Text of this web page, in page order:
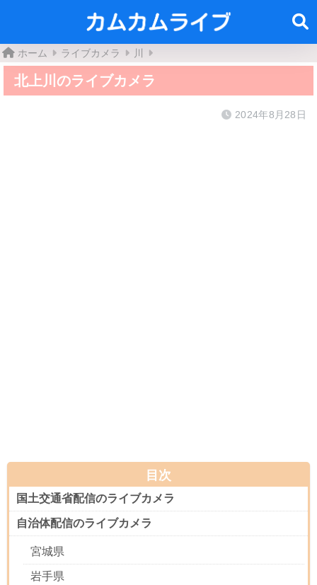
ホーム ライブカメラ 川
北上川のライブカメラ
2024年8月28日
目次
国土交通省配信のライブカメラ
自治体配信のライブカメラ
宮城県
岩手県